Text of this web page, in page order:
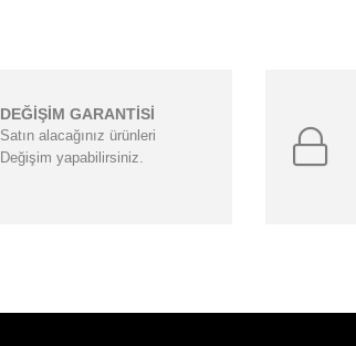
DEĞİŞİM GARANTİSİ
Satın alacağınız ürünleri
Değişim yapabilirsiniz.